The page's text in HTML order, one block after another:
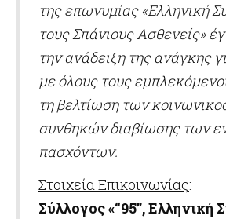
της επωνυμίας «Ελληνική
τους Σπάνιους Ασθενείς»
την ανάδειξη της ανάγκης
με όλους τους
τη βελτίωση των
συνθηκών διαβίωσης των
πασχόντων.
Στοιχεία Επικοινωνίας:
Σύλλογος «“95”, Ελληνική